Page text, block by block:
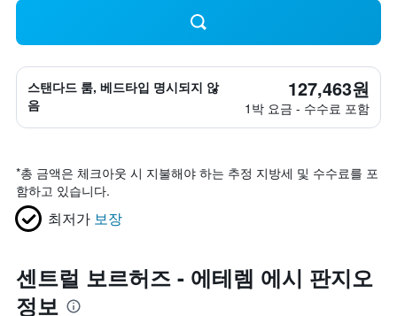
스탠다드 룸, 베드타입 명시되지 않
음
127,463원
1박 요금 - 수수료 포함
*총 금액은 체크아웃 시 지불해야 하는 추정 지방세 및 수수료를 포
함하고 있습니다.
최저가 보장
센트럴 보르허즈 - 에테렘 에시 판지오
정보